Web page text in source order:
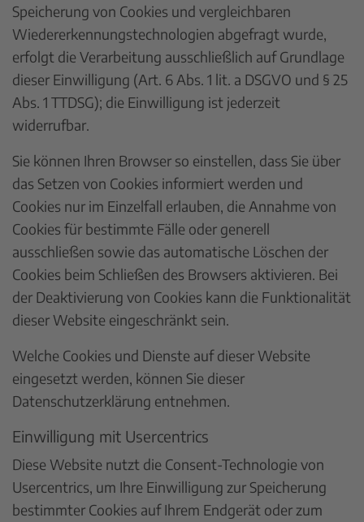
Speicherung von Cookies und vergleichbaren
Wiedererkennungstechnologien abgefragt wurde,
erfolgt die Verarbeitung ausschließlich auf Grundlage
dieser Einwilligung (Art. 6 Abs. 1 lit. a DSGVO und § 25
Abs. 1 TTDSG); die Einwilligung ist jederzeit
widerrufbar.
Sie können Ihren Browser so einstellen, dass Sie über
das Setzen von Cookies informiert werden und
Cookies nur im Einzelfall erlauben, die Annahme von
Cookies für bestimmte Fälle oder generell
ausschließen sowie das automatische Löschen der
Cookies beim Schließen des Browsers aktivieren. Bei
der Deaktivierung von Cookies kann die Funktionalität
dieser Website eingeschränkt sein.
Welche Cookies und Dienste auf dieser Website
eingesetzt werden, können Sie dieser
Datenschutzerklärung entnehmen.
Einwilligung mit Usercentrics
Diese Website nutzt die Consent-Technologie von
Usercentrics, um Ihre Einwilligung zur Speicherung
bestimmter Cookies auf Ihrem Endgerät oder zum